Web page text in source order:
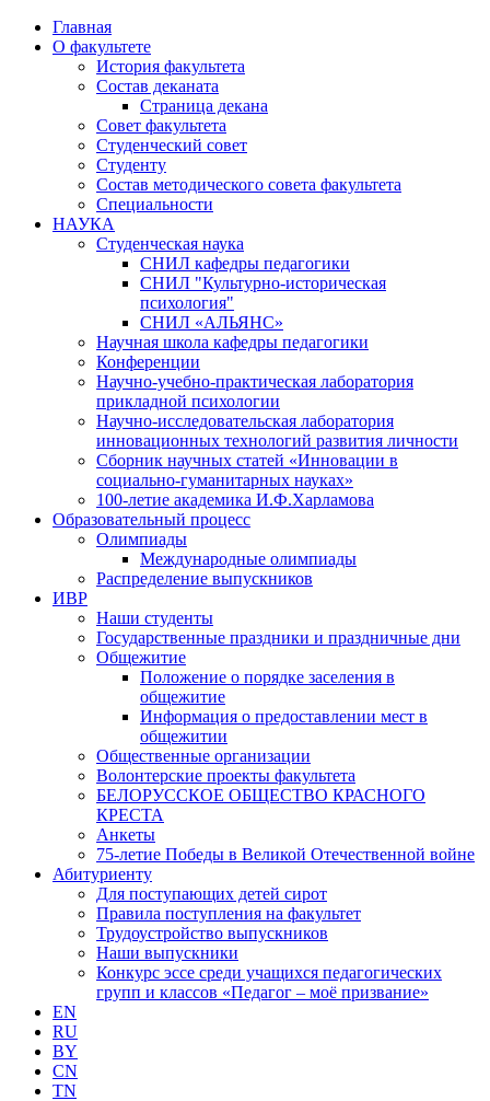
Главная
О факультете
История факультета
Состав деканата
Страница декана
Совет факультета
Студенческий совет
Студенту
Состав методического совета факультета
Специальности
НАУКА
Студенческая наука
СНИЛ кафедры педагогики
СНИЛ "Культурно-историческая
психология"
СНИЛ «АЛЬЯНС»
Научная школа кафедры педагогики
Конференции
Научно-учебно-практическая лаборатория
прикладной психологии
Научно-исследовательская лаборатория
инновационных технологий развития личности
Сборник научных статей «Инновации в
социально-гуманитарных науках»
100-летие академика И.Ф.Харламова
Образовательный процесс
Олимпиады
Международные олимпиады
Распределение выпускников
ИВР
Наши студенты
Государственные праздники и праздничные дни
Общежитие
Положение о порядке заселения в
общежитие
Информация о предоставлении мест в
общежитии
Общественные организации
Волонтерские проекты факультета
БЕЛОРУССКОЕ ОБЩЕСТВО КРАСНОГО
КРЕСТА
Анкеты
75-летие Победы в Великой Отечественной войне
Абитуриенту
Для поступающих детей сирот
Правила поступления на факультет
Трудоустройство выпускников
Наши выпускники
Конкурс эссе среди учащихся педагогических
групп и классов «Педагог – моё призвание»
EN
RU
BY
CN
TN